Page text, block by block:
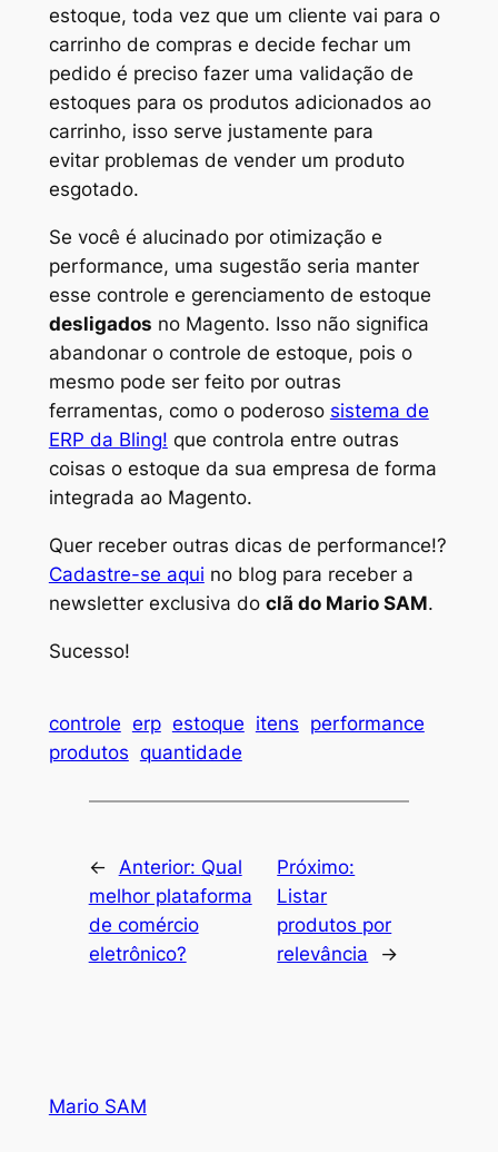
estoque, toda vez que um cliente vai para o
carrinho de compras e decide fechar um
pedido é preciso fazer uma validação de
estoques para os produtos adicionados ao
carrinho, isso serve justamente para
evitar problemas de vender um produto
esgotado.
Se você é alucinado por otimização e
performance, uma sugestão seria manter
esse controle e gerenciamento de estoque
desligados no Magento. Isso não significa
abandonar o controle de estoque, pois o
mesmo pode ser feito por outras
ferramentas, como o poderoso sistema de
ERP da Bling! que controla entre outras
coisas o estoque da sua empresa de forma
integrada ao Magento.
Quer receber outras dicas de performance!?
Cadastre-se aqui no blog para receber a
newsletter exclusiva do clã do Mario SAM.
Sucesso!
controle erp estoque itens performance
produtos quantidade
← Anterior: Qual
melhor plataforma
de comércio
eletrônico?
Próximo:
Listar
produtos por
relevância
→
Mario SAM